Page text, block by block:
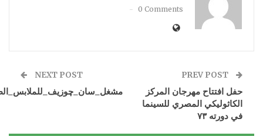
0 Comments
حفل افتتاح مهرجان المركز
الكاثوليكي المصري للسينما
في دورته ٧٣
NEXT POST